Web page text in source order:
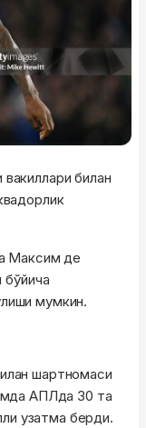
билан
Максим де
бўйича
мумкин.
шартномаси
АПЛда 30 та
узатма берди.